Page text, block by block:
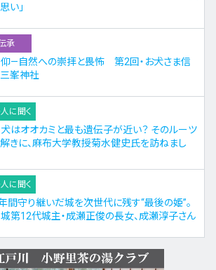
い」
承
—自然への崇拝と畏怖 第2回・お犬さま信
峯神社
に聞く
はオオカミと最も遺伝子が近い？ そのルーツ
きに、麻布大学教授菊水健史氏を訪ねまし
に聞く
間守り継いだ城を次世代に残す“最後の姫”。
第12代城主・成瀬正俊の長女、成瀬淳子さん